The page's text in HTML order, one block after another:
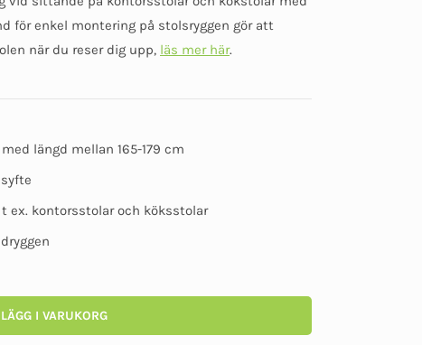
baserat på
för enkel montering på stolsryggen gör att
när du reser dig upp, läs mer här.
längd mellan 165-179 cm
ex. kontorsstolar och köksstolar
LÄGG I VARUKORG